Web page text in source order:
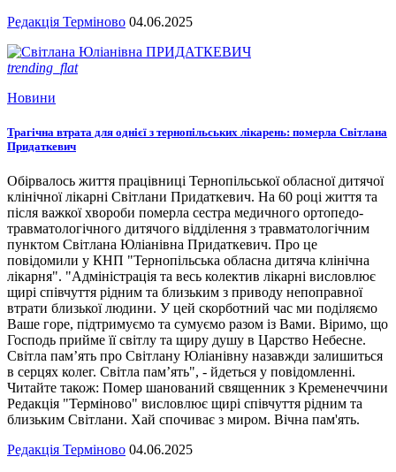
Редакція Терміново 04.06.2025
trending_flat
Новини
Трагічна втрата для однієї з тернопільських лікарень: померла Світлана
Придаткевич
Обірвалось життя працівниці Тернопільської обласної дитячої
клінічної лікарні Світлани Придаткевич. На 60 році життя та
після важкої хвороби померла сестра медичного ортопедо-
травматологічного дитячого відділення з травматологічним
пунктом Світлана Юліанівна Придаткевич. Про це
повідомили у КНП "Тернопільська обласна дитяча клінічна
лікарня". "Адміністрація та весь колектив лікарні висловлює
щирі співчуття рідним та близьким з приводу непоправної
втрати близької людини. У цей скорботний час ми поділяємо
Ваше горе, підтримуємо та сумуємо разом із Вами. Віримо, що
Господь прийме її світлу та щиру душу в Царство Небесне.
Світла пам’ять про Світлану Юліанівну назавжди залишиться
в серцях колег. Світла пам’ять", - йдеться у повідомленні.
Читайте також: Помер шанований священник з Кременеччини
Редакція "Терміново" висловлює щирі співчуття рідним та
близьким Світлани. Хай спочиває з миром. Вічна пам'ять.
Редакція Терміново 04.06.2025